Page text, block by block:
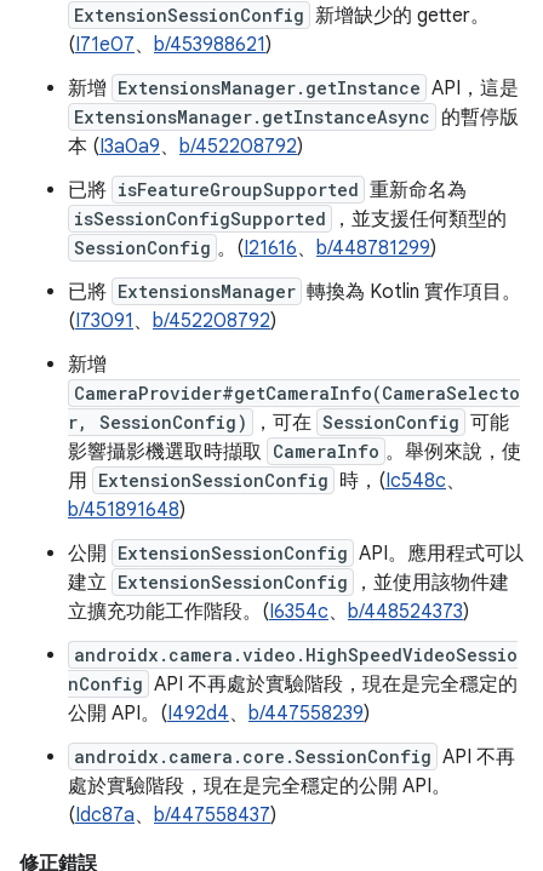
ExtensionSessionConfig 新增缺少的 getter。
(I71e07、 b/453988621)
新增 ExtensionsManager.getInstance API，這是
ExtensionsManager.getInstanceAsync 的暫停版
本 (I3a0a9、 b/452208792)
已將 isFeatureGroupSupported 重新命名為
isSessionConfigSupported ，並支援任何類型的
SessionConfig 。(I21616、 b/448781299)
已將 ExtensionsManager 轉換為 Kotlin 實作項目。
(I73091 、 b/452208792)
新增
CameraProvider#getCameraInfo(CameraSelecto
r, SessionConfig)
，可在 SessionConfig 可能
影響攝影機選取時擷取 CameraInfo 。舉例來說，使
用 ExtensionSessionConfig 時，(Ic548c、
b/451891648)
公開
ExtensionSessionConfig API。應用程式可以
建立 ExtensionSessionConfig
，並使用該物件建
立擴充功能工作階段。(I6354c、 b/448524373)
androidx.camera.video.HighSpeedVideoSessio
nConfig API 不再處於實驗階段，現在是完全穩定的
公開 API。(I492d4、 b/447558239)
androidx.camera.core.SessionConfig API 不再
處於實驗階段，現在是完全穩定的公開 API。
(Idc87a、 b/447558437)
修正錯誤